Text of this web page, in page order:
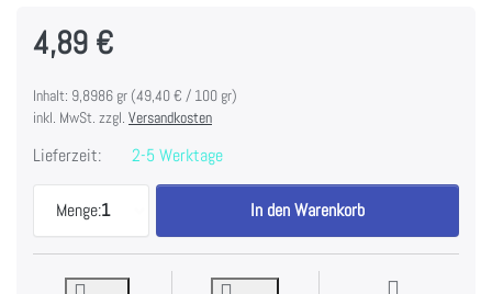
4,89 €
Inhalt: 9,8986 gr (49,40 € / 100 gr)
inkl. MwSt. zzgl. Versandkosten
Lieferzeit: 2-5 Werktage
Menge:1
Tim Holtz Distress Paint Flip Top 1oz-Antiqued
In den Warenkorb